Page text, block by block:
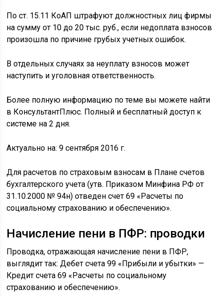
По ст. 15.11 КоАП штрафуют должностных лиц фирмы
на сумму от 10 до 20 тыс. руб., если недоплата взносов
произошла по причине грубых учетных ошибок.
В отдельных случаях за неуплату взносов может
наступить и уголовная ответственность.
Более полную информацию по теме вы можете найти
в КонсультантПлюс. Полный и бесплатный доступ к
системе на 2 дня.
Актуально на: 9 сентября 2016 г.
Для расчетов по страховым взносам в Плане счетов
бухгалтерского учета (утв. Приказом Минфина РФ от
31.10.2000 № 94н) отведен счет 69 «Расчеты по
социальному страхованию и обеспечению».
Начисление пени в ПФР: проводки
Проводка, отражающая начисление пени в ПФР,
выглядит так: Дебет счета 99 «Прибыли и убытки» —
Кредит счета 69 «Расчеты по социальному
страхованию и обеспечению».